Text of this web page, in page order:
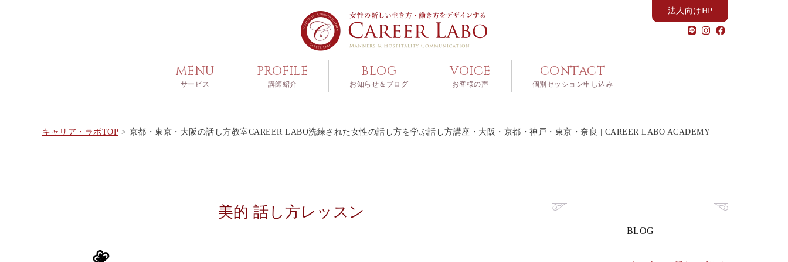
法人向けHP
MENU
サービス
PROFILE
講師紹介
BLOG
お知らせ＆ブログ
VOICE
お客様の声
CONTACT
個別セッション申し込み
キャリア・ラボTOP 京都・東京・大阪の話し方教室CAREER LABO洗練された女性の話し方を学ぶ話し方講座・大阪・京都・神戸・東京・奈良 | CAREER LABO ACADEMY
美的 話し方レッスン
BLOG